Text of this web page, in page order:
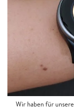
Wir haben für